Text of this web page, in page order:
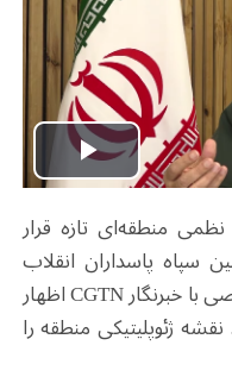
Play
منطقه‌ای تازه قرار
سپاه پاسداران انقلاب
اسلامی ایران، در گفت‌وگویی اختصاصی با خبرنگار CGTN اظهار
ژئوپلیتیکی منطقه را